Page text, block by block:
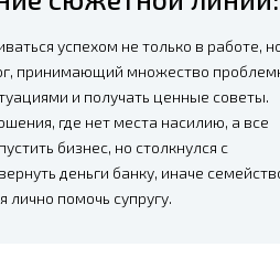
успехом не только в работе,
принимающий множество
и получать ценные советы.
где нет места насилию, а все
бизнес, но столкнулся с
деньги банку, иначе
помочь супругу.